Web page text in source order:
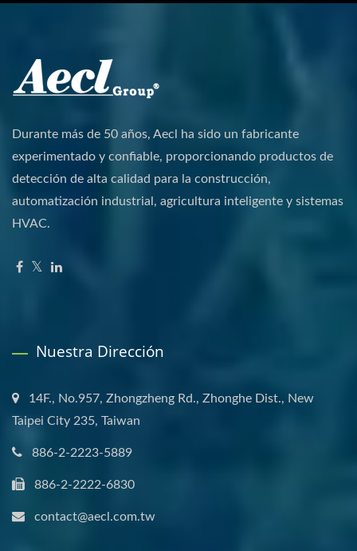
Durante más de 50 años, Aecl ha sido un fabricante
experimentado y confiable, proporcionando productos de
detección de alta calidad para la construcción,
automatización industrial, agricultura inteligente y sistemas
HVAC.
Nuestra Dirección
14F., No.957, Zhongzheng Rd., Zhonghe Dist., New
Taipei City 235, Taiwan
886-2-2223-5889
886-2-2222-6830
contact@aecl.com.tw